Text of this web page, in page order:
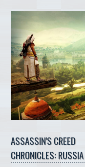
ASSASSIN'S CREED
CHRONICLES: RUSSIA